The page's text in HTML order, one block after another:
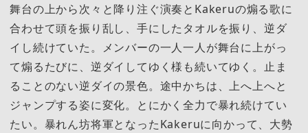
舞台の上から次々と降り注ぐ演奏とKakeruの煽る歌に
合わせて頭を振り乱し、手にしたタオルを振り、逆ダ
イし続けていた。メンバーの一人一人が舞台に上がっ
て煽るたびに、逆ダイしてゆく様も続いてゆく。止ま
ることのない逆ダイの景色。途中かちは、上へ上へと
ジャンプする姿に変化。とにかく全力で暴れ続けてい
たい。暴れん坊将軍となったKakeruに向かって、大勢